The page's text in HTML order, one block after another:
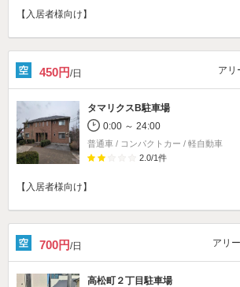
【入居者様向け】
450円/日 アリ
タマリクスB駐車場
0:00 ～ 24:00
普通車 / コンパクトカー / 軽自動車
2.0/1件
【入居者様向け】
700円/日 アリ
高松町２丁目駐車場